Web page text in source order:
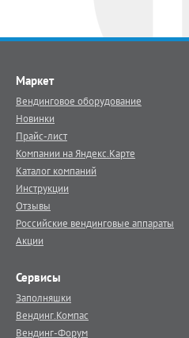
Маркет
Вендинговое оборудование
Новинки
Прайс-лист
Компании на Яндекс.Карте
Каталог компаний
Инструкции
Отзывы
Российские вендинговые аппараты
Акции
Сервисы
Заполняшки
Вендинг.Компас
Вендинг-Форум